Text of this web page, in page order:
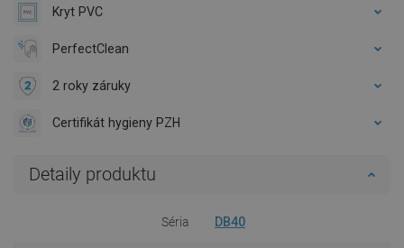
Kryt PVC
PerfectClean
2 roky záruky
Certifikát hygieny PZH
Detaily produktu
Séria DB40